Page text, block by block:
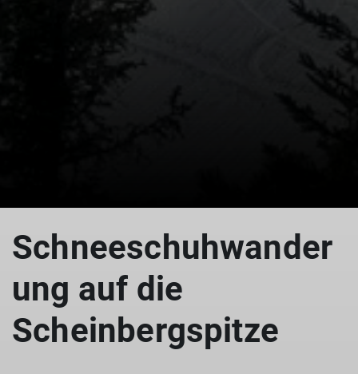
Schneeschuhwander
ung auf die
Scheinbergspitze